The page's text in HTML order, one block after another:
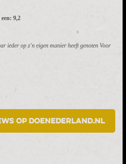
9,2
ieder op z'n eigen manier heeft genoten Voor
op DoeNederland.nl